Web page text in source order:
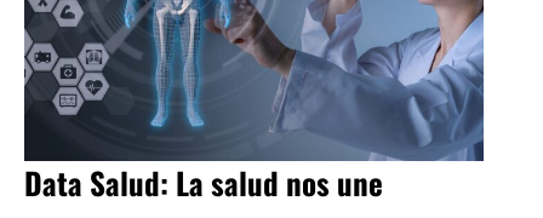
Data Salud: La salud nos une